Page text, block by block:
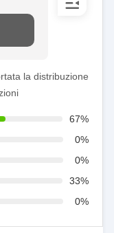
la distribuzione
67%
0%
0%
33%
0%